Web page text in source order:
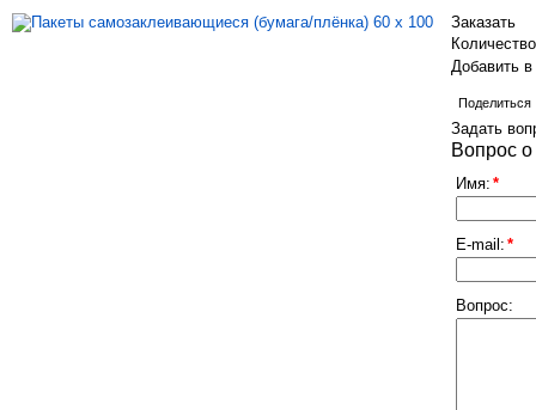
Заказать
Добавить в
Поделиться
Задать
Вопрос
Имя: *
E-mail: *
Вопрос: